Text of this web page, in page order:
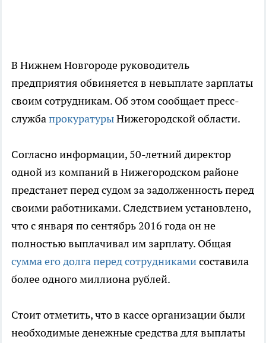
В Нижнем Новгороде руководитель
предприятия обвиняется в невыплате зарплаты
своим сотрудникам. Об этом сообщает пресс-
службапрокуратурыНижегородской области.
Согласно информации, 50-летний директор
одной из компаний в Нижегородском районе
предстанет перед судом за задолженность перед
своими работниками. Следствием установлено,
что с января по сентябрь 2016 года он не
полностью выплачивал им зарплату. Общая
сумма его долга перед сотрудникамисоставила
более одного миллиона рублей.
Стоит отметить, что в кассе организации были
необходимые денежные средства для выплаты